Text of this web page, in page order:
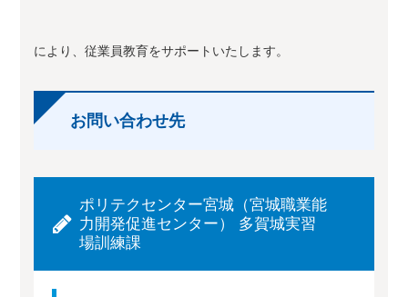
により、従業員教育をサポートいたします。
お問い合わせ先
ポリテクセンター宮城（宮城職業能
力開発促進センター） 多賀城実習
場訓練課